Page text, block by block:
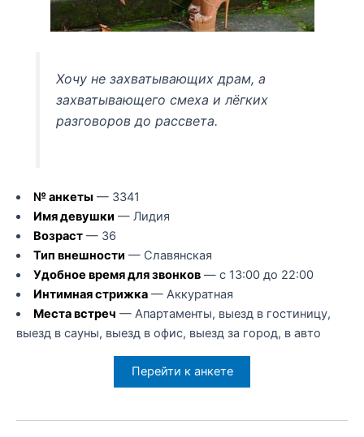
Хочу не захватывающих драм, а
захватывающего смеха и лёгких
разговоров до рассвета.
№ анкеты — 3341
Имя девушки — Лидия
Возраст— 36
Тип внешности — Славянская
Удобное время для звонков— с 13:00 до 22:00
Интимная стрижка— Аккуратная
Места встреч — Апартаменты, выезд в гостиницу,
выезд в сауны, выезд в офис, выезд за город, в авто
Перейти к анкете